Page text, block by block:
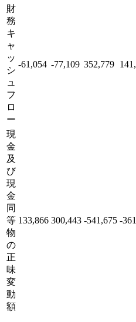
財
務
キ
ャ
ッ
シ
ュ
フ
ロ
ー
-61,054 -77,109 352,779
現
金
及
び
現
金
同
等
物
の
正
味
変
動
額
133,866 300,443 -541,675 -